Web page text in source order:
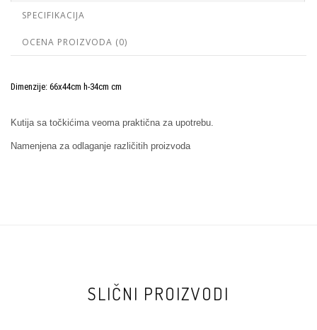
SPECIFIKACIJA
OCENA PROIZVODA (0)
Dimenzije: 66x44cm h-34cm cm
Kutija sa točkićima veoma praktična za upotrebu.
Namenjena za odlaganje različitih proizvoda
SLIČNI PROIZVODI